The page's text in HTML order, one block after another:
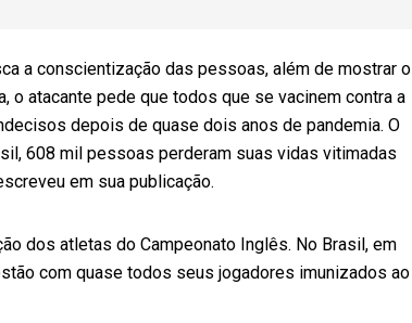
a conscientização das pessoas, além de mostrar o
o atacante pede que todos que se vacinem contra a
depois de quase dois anos de pandemia. O
608 mil pessoas perderam suas vidas vitimadas
em sua publicação.
dos atletas do Campeonato Inglês. No Brasil, em
com quase todos seus jogadores imunizados ao